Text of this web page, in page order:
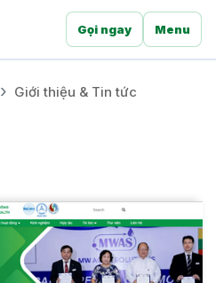
Gọi ngay Menu
Giới thiệu & Tin tức